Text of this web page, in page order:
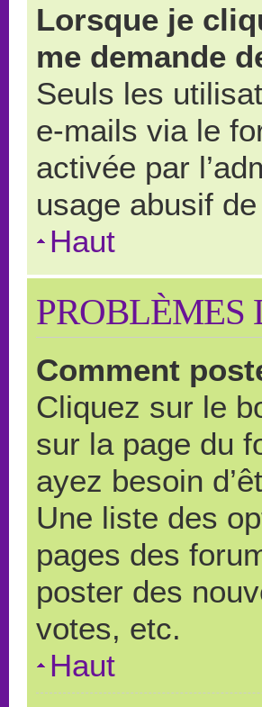
Lorsque je
me demande
Seuls les
e-mails via le
activée par
usage abusif
Haut
PROBLÈMES
Comment
Cliquez sur le
sur la page du
ayez besoin
Une liste des
pages des
poster des
votes, etc.
Haut